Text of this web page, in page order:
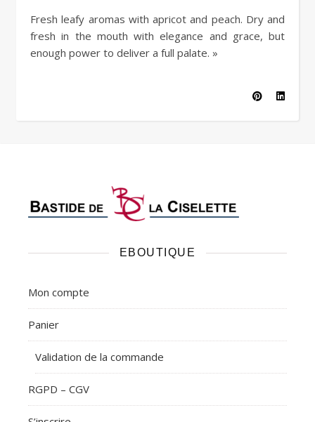
Fresh leafy aromas with apricot and peach. Dry and
fresh in the mouth with elegance and grace, but
enough power to deliver a full palate. »
EBOUTIQUE
Mon compte
Panier
Validation de la commande
RGPD – CGV